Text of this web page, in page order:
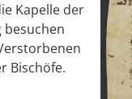
Kapelle der
besuchen
Bischöfe.